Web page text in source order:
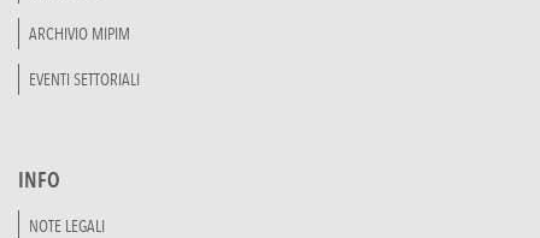
ARCHIVIO MIPIM
EVENTI SETTORIALI
INFO
NOTE LEGALI